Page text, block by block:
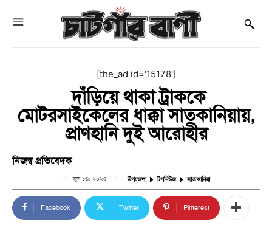
[the_ad id='15178']
দাঁড়িয়ে থাকা ট্রাককে
মোটরসাইকেলের ধাক্কা সাতকানিয়ায়,
প্রাণহানি দুই আরোহীর
নিজস্ব প্রতিবেদক
জুন ১৩, ২০২৫ উপজেলা টপনিউজ সাতকানিয়া
Facebook Twitter Pinterest